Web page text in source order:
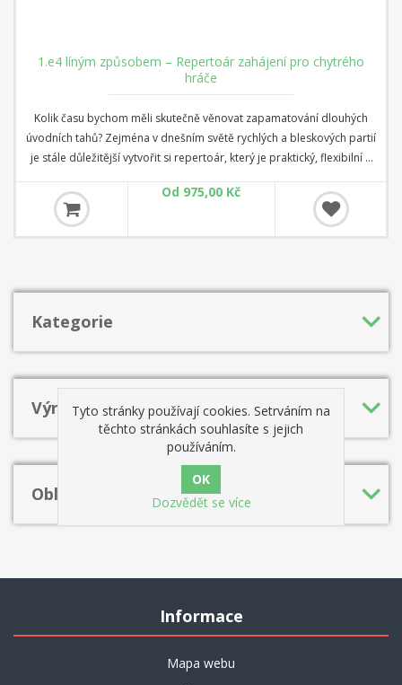
1.e4 líným způsobem – Repertoár zahájení pro chytrého
hráče
Kolik času bychom měli skutečně věnovat zapamatování dlouhých
úvodních tahů? Zejména v dnešním světě rychlých a bleskových partií
je stále důležitější vytvořit si repertoár, který je praktický, flexibilní a
Přesně to je konceptem této série: repertoár pro „líné“ (ale chytré)
šachisty, inspirovaný legendárním trenérem Chebanenkem, který
věřil v učení svých studentů zahájení s typickými nápady a
Od 975,00 Kč
Kategorie
Výrobci
Oblíbená hesla
Informace
Mapa webu
Tyto stránky používají cookies. Setrváním na
těchto stránkách souhlasíte s jejich
používáním.
Dozvědět se více